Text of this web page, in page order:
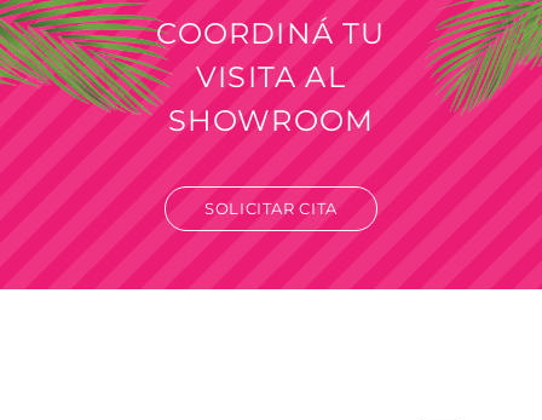
COORDINÁ TU
VISITA AL
SHOWROOM
SOLICITAR CITA